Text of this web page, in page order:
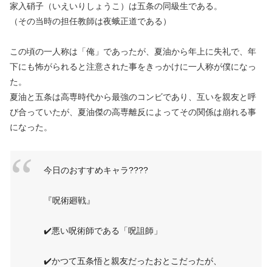
家入硝子（いえいりしょうこ）は五条の同級生である。
（その当時の担任教師は夜蛾正道である）
この頃の一人称は「俺」であったが、夏油から年上に失礼で、年
下にも怖がられると注意された事をきっかけに一人称が僕になっ
た。
夏油と五条は高専時代から最強のコンビであり、互いを親友と呼
び合っていたが、夏油傑の高専離反によってその関係は崩れる事
になった。
今日のおすすめキャラ????
『呪術廻戦』
✔️悪い呪術師である「呪詛師」
✔️かつて五条悟と親友だったおとこだったが、